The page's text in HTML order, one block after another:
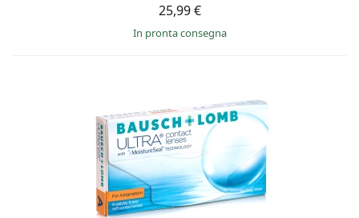
25,99 €
in pronta consegna